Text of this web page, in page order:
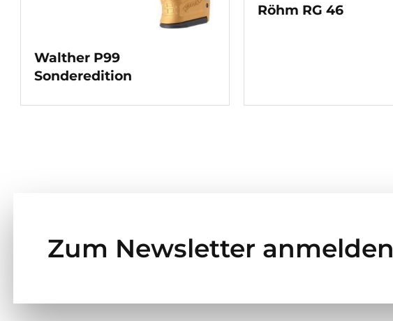
Walther P99
Sonderedition
Röhm RG 46
Zum Newsletter anmelden